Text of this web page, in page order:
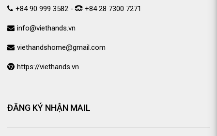
+84 90 999 3582 - +84 28 7300 7271
info@viethands.vn
viethandshome@gmail.com
https://viethands.vn
ĐĂNG KÝ NHẬN MAIL